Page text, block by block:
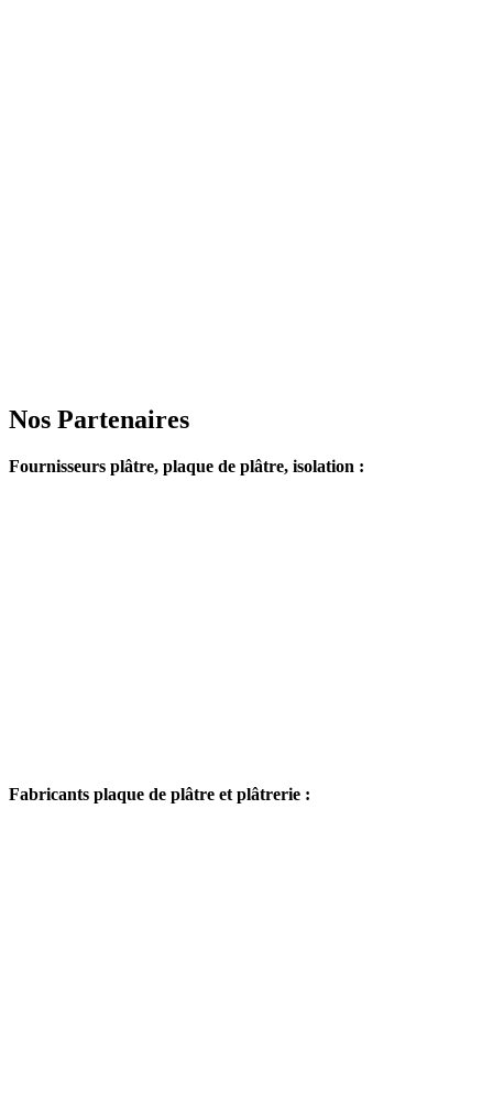
Nos Partenaires
Fournisseurs plâtre, plaque de plâtre, isolation :
Fabricants plaque de plâtre et plâtrerie :